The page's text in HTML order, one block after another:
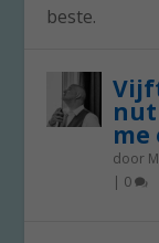
beste.
me
door
| 0